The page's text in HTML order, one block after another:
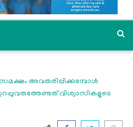
അവതരിപ്പിക്കുമ്പോള്‍
വിശ്വാസികളുടെ